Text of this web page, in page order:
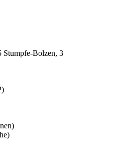
Stumpfe-Bolzen, 3